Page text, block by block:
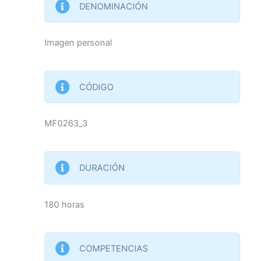
DENOMINACIÓN
Imagen personal
CÓDIGO
MF0263_3
DURACIÓN
180 horas
COMPETENCIAS